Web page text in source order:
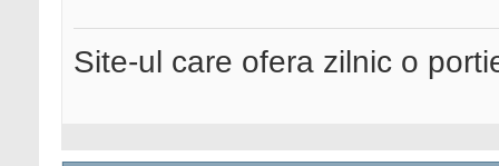
Site-ul care ofera zilnic o